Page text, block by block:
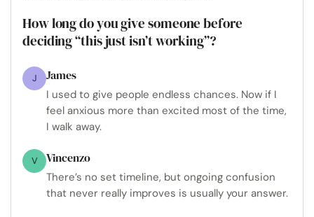
How long do you give someone before
deciding “this just isn’t working”?
J James
I used to give people endless chances. Now if I
feel anxious more than excited most of the time,
I walk away.
V Vincenzo
There’s no set timeline, but ongoing confusion
that never really improves is usually your answer.